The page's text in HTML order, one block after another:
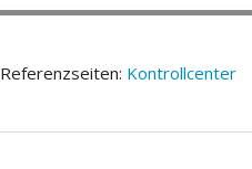
Referenzseiten: Kontrollcenter